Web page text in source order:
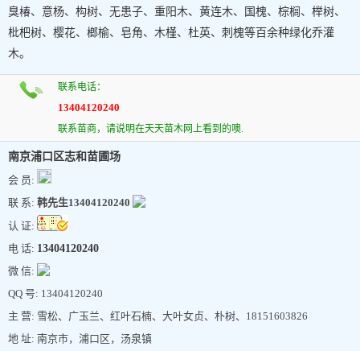
臭椿、意杨、构树、无患子、重阳木、黄连木、国槐、棕榈、榉树、
枇杷树、樱花、榔榆、皂角、木槿、杜英、刺槐等百余种绿化乔灌
木。
联系电话：
13404120240
联系苗商，请说明在天天苗木网上看到的噢.
南京浦口区志和苗圃场
会 员:
联 系: 韩先生13404120240
认 证:
电 话: 13404120240
微 信:
QQ 号: 13404120240
主 营: 雪松、广玉兰、红叶石楠、大叶女贞、朴树、18151603826
地 址: 南京市，浦口区，汤泉镇